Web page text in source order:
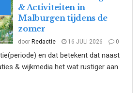
& Activiteiten in
Malburgen tijdens de
zomer
door Redactie 16 JULI 2026 0
en dat betekent dat naast
& wijkmedia het wat rustiger aan